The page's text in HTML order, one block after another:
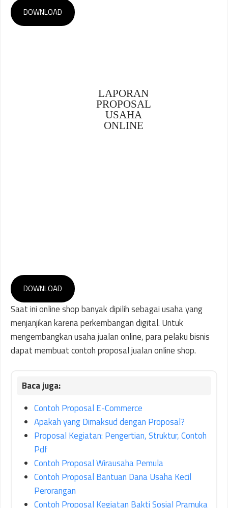
DOWNLOAD
DOWNLOAD
Saat ini online shop banyak dipilih sebagai usaha yang
menjanjikan karena perkembangan digital. Untuk
mengembangkan usaha jualan online, para pelaku bisnis
dapat membuat contoh proposal jualan online shop.
Contoh Proposal E-Commerce
Apakah yang Dimaksud dengan Proposal?
Proposal Kegiatan: Pengertian, Struktur, Contoh
Pdf
Contoh Proposal Wirausaha Pemula
Contoh Proposal Bantuan Dana Usaha Kecil
Perorangan
Contoh Proposal Kegiatan Bakti Sosial Pramuka